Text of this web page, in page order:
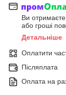
Ви
або гроші
Детальніше
Оплатити
Післяплата
Оплата на